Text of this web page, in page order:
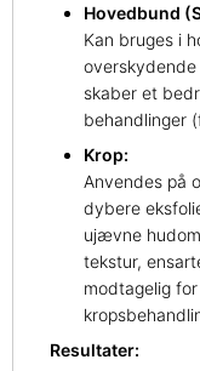
Hovedbund
Kan bruges i
skaber et
behandlinger
Krop:
Anvendes på
dybere
ujævne
tekstur,
modtagelig
Resultater: